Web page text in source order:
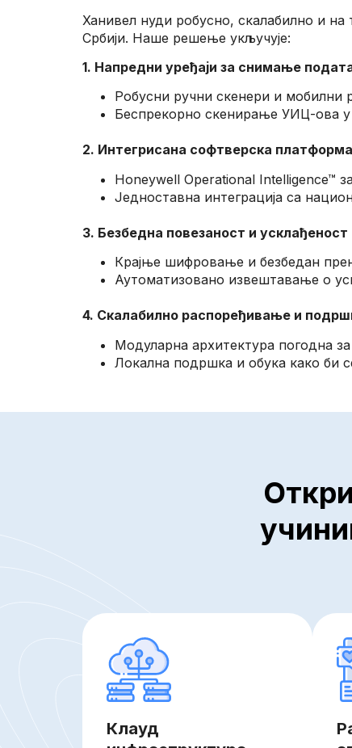
Ханивел нуди робусно, скалабилно и
Србији. Наше решење укључује:
1. Напредни уређаји за снимање
Робусни ручни скенери и мобилни
Беспрекорно скенирање УИЦ-ова
2. Интегрисана софтверска платформа
Honeywell Operational Intelligence™
Једноставна интеграција са
3. Безбедна повезаност и усклађеност
Крајње шифровање и безбедан
Аутоматизовано извештавање о
4. Скалабилно распоређивање и
Модуларна архитектура погодна
Локална подршка и обука како би
Клауд